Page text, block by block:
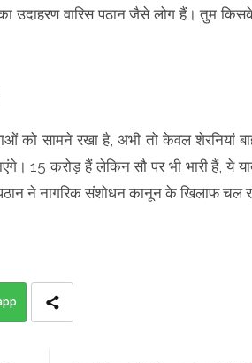
उदाहरण वारिस पठान जैसे लोग हैं। तुम
को सामने रखा है, अभी तो केवल शेरनियां
15 करोड़ हैं लेकिन सौ पर भी भारी हैं, ये
ने नागरिक संशोधन कानून के खिलाफ चल